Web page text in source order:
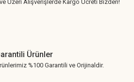
Üzeri Alışverişlerde Kargo Ücreti Bizden!
Ürünler
%100 Garantili ve Orijinaldir.